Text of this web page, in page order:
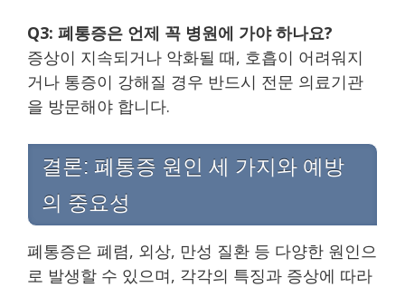
Q3: 폐통증은 언제 꼭 병원에 가야 하나요?
증상이 지속되거나 악화될 때, 호흡이 어려워지
거나 통증이 강해질 경우 반드시 전문 의료기관
을 방문해야 합니다.
결론: 폐통증 원인 세 가지와 예방
의 중요성
폐통증은 폐렴, 외상, 만성 질환 등 다양한 원인으
로 발생할 수 있으며, 각각의 특징과 증상에 따라